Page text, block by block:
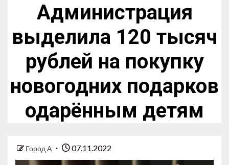
Администрация
выделила 120 тысяч
рублей на покупку
новогодних подарков
одарённым детям
Город А 07.11.2022